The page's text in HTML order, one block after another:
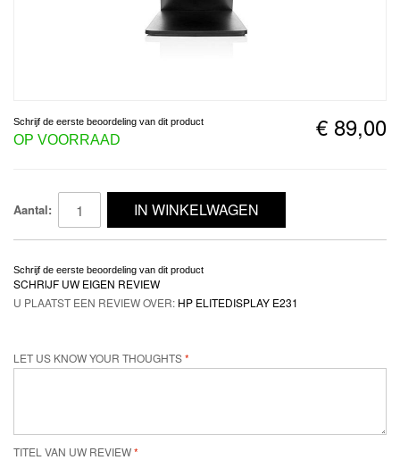
€ 89,00
Schrijf de eerste beoordeling van dit product
OP VOORRAAD
Aantal: IN WINKELWAGEN
Schrijf de eerste beoordeling van dit product
SCHRIJF UW EIGEN REVIEW
U PLAATST EEN REVIEW OVER: HP ELITEDISPLAY E231
LET US KNOW YOUR THOUGHTS
TITEL VAN UW REVIEW